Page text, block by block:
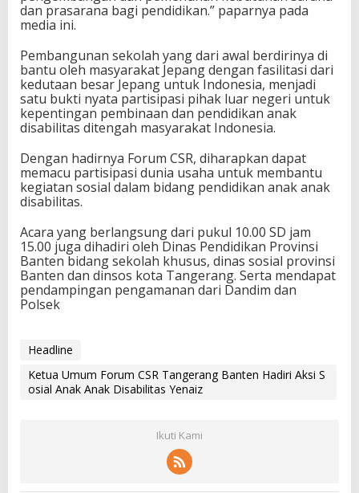
dan prasarana bagi pendidikan.” paparnya pada
media ini.
Pembangunan sekolah yang dari awal berdirinya di
bantu oleh masyarakat Jepang dengan fasilitasi dari
kedutaan besar Jepang untuk Indonesia, menjadi
satu bukti nyata partisipasi pihak luar negeri untuk
kepentingan pembinaan dan pendidikan anak
disabilitas ditengah masyarakat Indonesia.
Dengan hadirnya Forum CSR, diharapkan dapat
memacu partisipasi dunia usaha untuk membantu
kegiatan sosial dalam bidang pendidikan anak anak
disabilitas.
Acara yang berlangsung dari pukul 10.00 SD jam
15.00 juga dihadiri oleh Dinas Pendidikan Provinsi
Banten bidang sekolah khusus, dinas sosial provinsi
Banten dan dinsos kota Tangerang. Serta mendapat
pendampingan pengamanan dari Dandim dan
Polsek
Headline
Ketua Umum Forum CSR Tangerang Banten Hadiri Aksi S
osial Anak Anak Disabilitas Yenaiz
Ikuti Kami